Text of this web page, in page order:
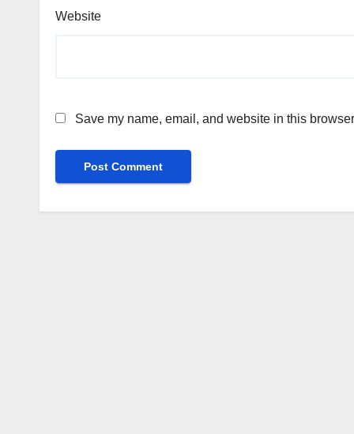
Website
Save my name, email, and website in this